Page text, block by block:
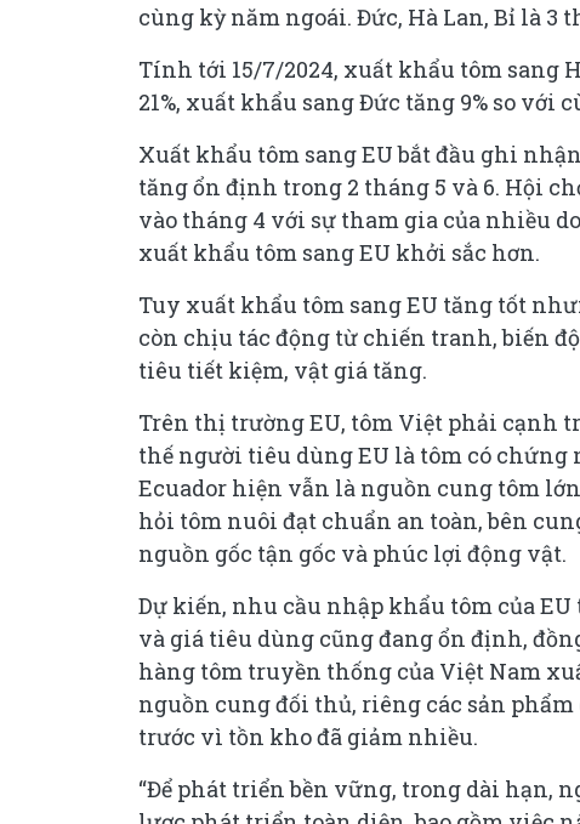
cùng kỳ năm ngoái. Đức, Hà Lan, Bỉ là
Tính tới 15/7/2024, xuất khẩu tôm sang
21%, xuất khẩu sang Đức tăng 9% so với
Xuất khẩu tôm sang EU bắt đầu ghi
tăng ổn định trong 2 tháng 5 và 6. Hội
vào tháng 4 với sự tham gia của nhiều
xuất khẩu tôm sang EU khởi sắc hơn.
Tuy xuất khẩu tôm sang EU tăng tốt
còn chịu tác động từ chiến tranh, biến
tiêu tiết kiệm, vật giá tăng.
Trên thị trường EU, tôm Việt phải cạnh
thế người tiêu dùng EU là tôm có
Ecuador hiện vẫn là nguồn cung tôm
hỏi tôm nuôi đạt chuẩn an toàn, bên
nguồn gốc tận gốc và phúc lợi động vật.
Dự kiến, nhu cầu nhập khẩu tôm của
và giá tiêu dùng cũng đang ổn định,
hàng tôm truyền thống của Việt Nam
nguồn cung đối thủ, riêng các sản
trước vì tồn kho đã giảm nhiều.
“Để phát triển bền vững, trong dài hạn,